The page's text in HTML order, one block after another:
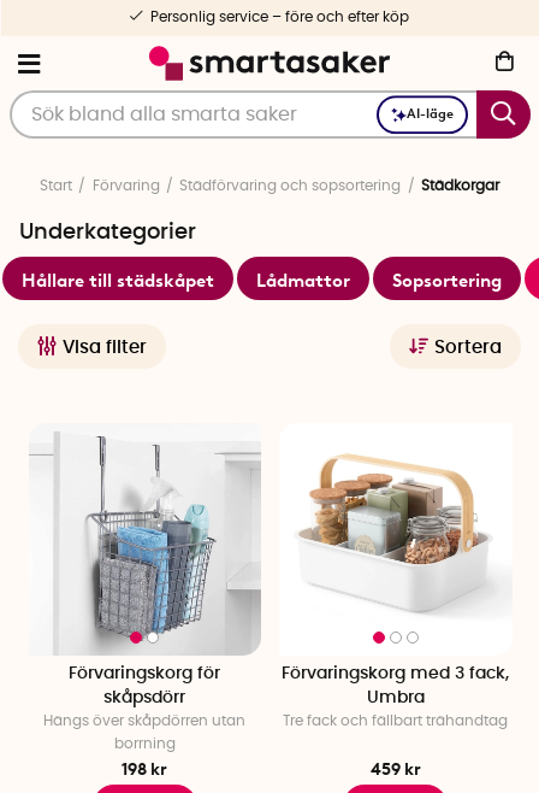
AI-läge
Personlig service – före och efter köp
Start Förvaring Städförvaring och sopsortering Städkorgar
Visa filter Sortera
Underkategorier
Hållare till städskåpet Lådmattor Sopsortering
Förvaringskorg för
skåpsdörr
Hängs över skåpdörren utan
borrning
198 kr
Förvaringskorg med 3 fack,
Umbra
Tre fack och fällbart trähandtag
459 kr